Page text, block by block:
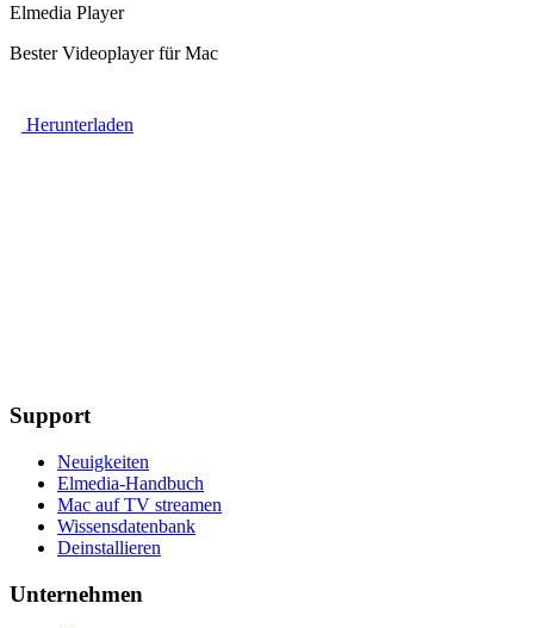
Elmedia Player
Bester Videoplayer für Mac
Herunterladen
Support
Neuigkeiten
Elmedia-Handbuch
Mac auf TV streamen
Wissensdatenbank
Deinstallieren
Unternehmen